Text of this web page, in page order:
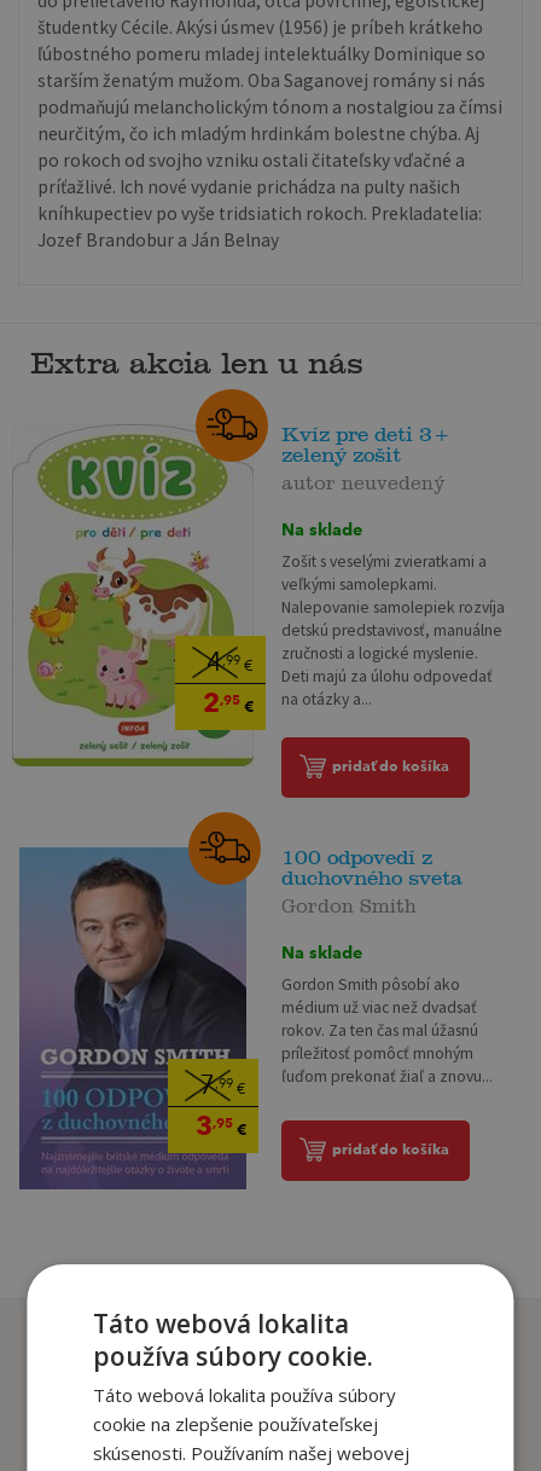
študentky Cécile. Akýsi úsmev (1956) je príbeh krátkeho
ľúbostného pomeru mladej intelektuálky Dominique so
starším ženatým mužom. Oba Saganovej romány si nás
podmaňujú melancholickým tónom a nostalgiou za čímsi
neurčitým, čo ich mladým hrdinkám bolestne chýba. Aj
po rokoch od svojho vzniku ostali čitateľsky vďačné a
príťažlivé. Ich nové vydanie prichádza na pulty našich
kníhkupectiev po vyše tridsiatich rokoch. Prekladatelia:
Jozef Brandobur a Ján Belnay
Extra akcia len u nás
4,99 €
2,95€
Kvíz pre deti 3+
zelený zošit
autor neuvedený
Na sklade
Zošit s veselými zvieratkami a
veľkými samolepkami.
Nalepovanie samolepiek rozvíja
detskú predstavivosť, manuálne
zručnosti a logické myslenie.
Deti majú za úlohu odpovedať
na otázky a...
pridať do košíka
7,99 €
3,95€
100 odpovedí z
duchovného sveta
Gordon Smith
Na sklade
Gordon Smith pôsobí ako
médium už viac než dvadsať
rokov. Za ten čas mal úžasnú
príležitosť pomôcť mnohým
ľuďom prekonať žiaľ a znovu...
pridať do košíka
Zákazníci, ktorí si kúpili
tento titul si tiež kúpili
Táto webová lokalita
používa súbory cookie.
Táto webová lokalita používa súbory
cookie na zlepšenie používateľskej
skúsenosti. Používaním našej webovej